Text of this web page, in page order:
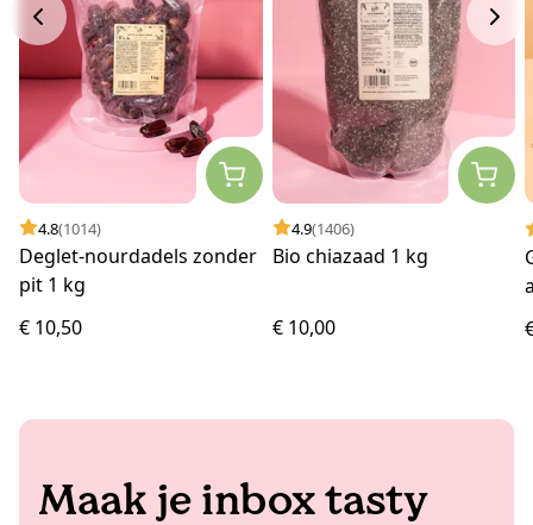
4.8(1014)
Deglet-nourdadels zonder
pit 1 kg
€ 10,50
4.9(1406)
Bio chiazaad 1 kg
€ 10,00
Maak je inbox tasty